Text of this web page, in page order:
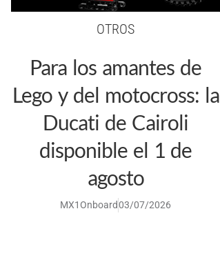
OTROS
Para los amantes de
Lego y del motocross: la
Ducati de Cairoli
disponible el 1 de
agosto
MX1Onboard03/07/2026